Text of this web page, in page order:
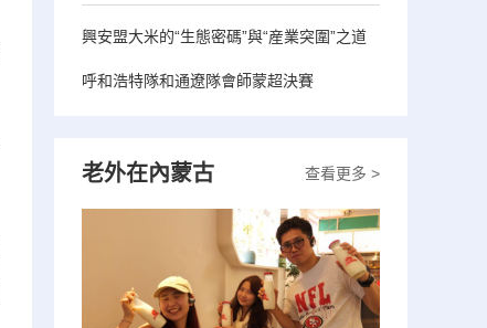
興安盟大米的“生態密碼”與“産業突圍”之道
呼和浩特隊和通遼隊會師蒙超決賽
查看更多 >
老外在內蒙古